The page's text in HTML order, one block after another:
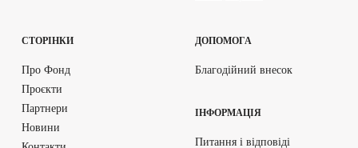
СТОРІНКИ
Про Фонд
Проєкти
Партнери
Новини
ДОПОМОГА
Благодійний внесок
ІНФОРМАЦІЯ
Питання і відповіді